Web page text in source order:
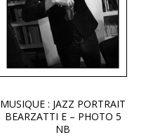
MUSIQUE : JAZZ PORTRAIT
BEARZATTI E – PHOTO 5
NB